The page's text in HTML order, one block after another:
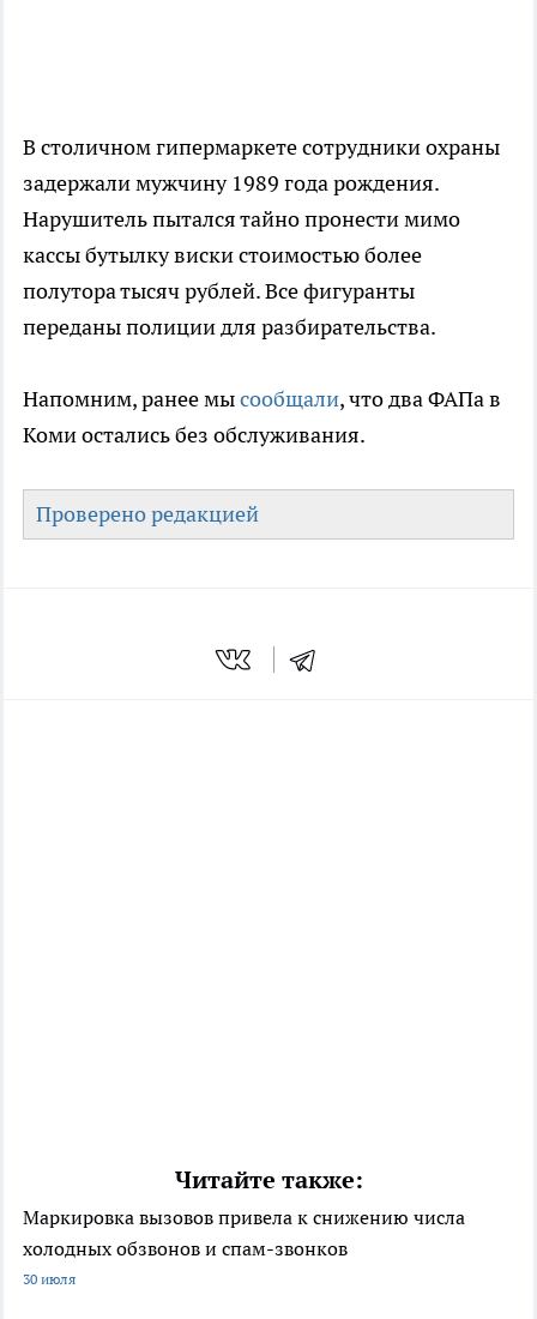
В столичном гипермаркете сотрудники охраны
задержали мужчину 1989 года рождения.
Нарушитель пытался тайно пронести мимо
кассы бутылку виски стоимостью более
полутора тысяч рублей. Все фигуранты
переданы полиции для разбирательства.
Напомним, ранее мысообщали, что два ФАПа в
Коми остались без обслуживания.
Проверено редакцией
Читайте также:
Маркировка вызовов привела к снижению числа
холодных обзвонов и спам-звонков
30 июля